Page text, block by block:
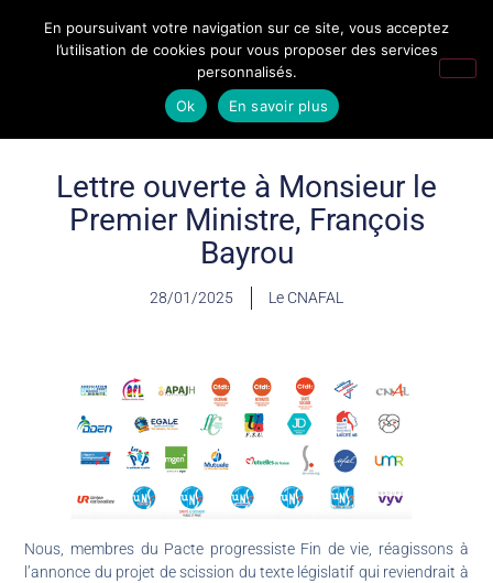
Lettre ouverte à Monsieur le
Premier Ministre, François
Bayrou
28/01/2025 Le CNAFAL
Nous, membres du Pacte progressiste Fin de vie, réagissons à
l’annonce du projet de scission du texte législatif qui reviendrait à
En poursuivant votre navigation sur ce site, vous acceptez
l’utilisation de cookies pour vous proposer des services
personnalisés.
Ok
En savoir plus